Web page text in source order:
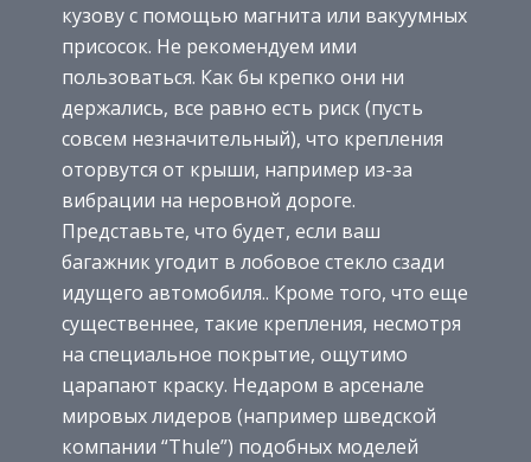
кузову с помощью магнита или вакуумных
присосок. Не рекомендуем ими
пользоваться. Как бы крепко они ни
держались, все равно есть риск (пусть
совсем незначительный), что крепления
оторвутся от крыши, например из-за
вибрации на неровной дороге.
Представьте, что будет, если ваш
багажник угодит в лобовое стекло сзади
идущего автомобиля.. Кроме того, что еще
существеннее, такие крепления, несмотря
на специальное покрытие, ощутимо
царапают краску. Недаром в арсенале
мировых лидеров (например шведской
компании “Thule”) подобных моделей